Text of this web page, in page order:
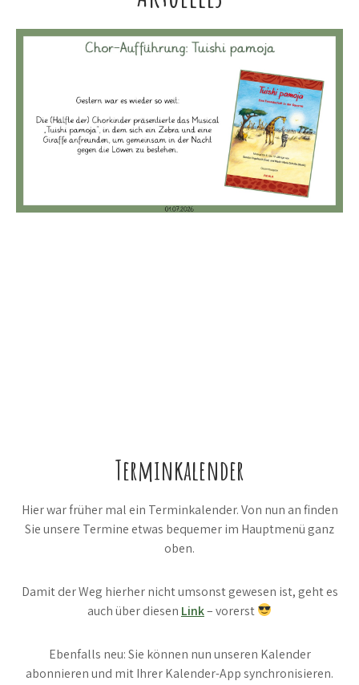
Terminkalender
Hier war früher mal ein Terminkalender. Von nun an finden
Sie unsere Termine etwas bequemer im Hauptmenü ganz
oben.
Damit der Weg hierher nicht umsonst gewesen ist, geht es
auch über diesen Link– vorerst
Ebenfalls neu: Sie können nun unseren Kalender
abonnieren und mit Ihrer Kalender-App synchronisieren.